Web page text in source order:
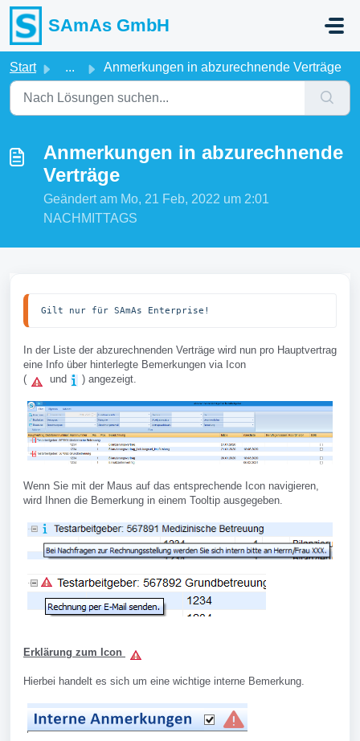
Zum hauptsächlichen Inhalt gehen
SAmAs GmbH
Start ... Anmerkungen in abzurechnende Verträge
Anmerkungen in abzurechnende
Verträge
Geändert am Mo, 21 Feb, 2022 um 2:01
NACHMITTAGS
Gilt nur für SAmAs Enterprise!
In der Liste der abzurechnenden Verträge wird nun pro Hauptvertrag
eine Info über hinterlegte Bemerkungen via Icon
(
und ) angezeigt.
Wenn Sie mit der Maus auf das entsprechende Icon navigieren,
wird Ihnen die Bemerkung in einem Tooltip ausgegeben.
Erklärung zum Icon
Hierbei handelt es sich um eine wichtige interne Bemerkung.